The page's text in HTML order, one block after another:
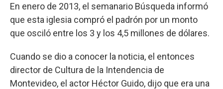
En enero de 2013, el semanario Búsqueda informó
que esta iglesia compró el padrón por un monto
que osciló entre los 3 y los 4,5 millones de dólares.
Cuando se dio a conocer la noticia, el entonces
director de Cultura de la Intendencia de
Montevideo, el actor Héctor Guido, dijo que era una